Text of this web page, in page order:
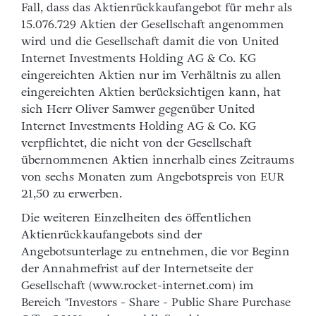
Fall, dass das Aktienrückkaufangebot für mehr als
15.076.729 Aktien der Gesellschaft angenommen
wird und die Gesellschaft damit die von United
Internet Investments Holding AG & Co. KG
eingereichten Aktien nur im Verhältnis zu allen
eingereichten Aktien berücksichtigen kann, hat
sich Herr Oliver Samwer gegenüber United
Internet Investments Holding AG & Co. KG
verpflichtet, die nicht von der Gesellschaft
übernommenen Aktien innerhalb eines Zeitraums
von sechs Monaten zum Angebotspreis von EUR
21,50 zu erwerben.
Die weiteren Einzelheiten des öffentlichen
Aktienrückkaufangebots sind der
Angebotsunterlage zu entnehmen, die vor Beginn
der Annahmefrist auf der Internetseite der
Gesellschaft (www.rocket-internet.com) im
Bereich "Investors - Share - Public Share Purchase